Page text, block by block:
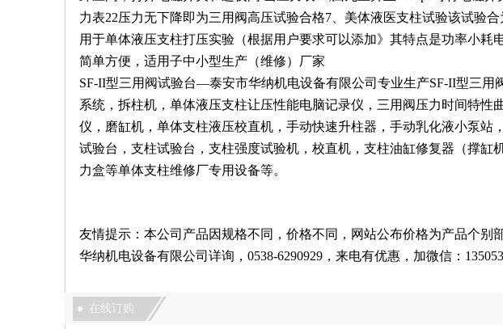
力表22压力无下降即为三用阀高压试验合格7、美体液医支柱试验该试验
用于单体液压支柱打压实验（根据用户要求可以添加》其特点是功率小耗
简单方便，适用子中小型生产（维修）厂家
SF-II型三用阀试验台—泰安市华纳机电设备有限公司专业生产SF-II型三用
系统，拆柱机，单体液压支柱让压性能电脑记录仪，三用阀压力时间特性
仪，磨缸机，单体支柱液压校直机，手动快速升柱器，手动乳化液小泵站
试验台，支柱试验台，支柱强度试验机，校直机，支柱油缸修复器（撑缸
力盒等单体支柱维修厂专用设备等。
友情提示：本公司产品因规格不同，价格不同，网站公布价格为产品个别
华纳机电设备有限公司详询，0538-6290929，来电有优惠，加微信：
在线订购